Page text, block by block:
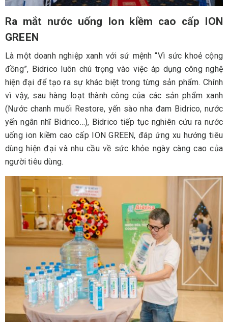
Ra mắt nước uống Ion kiềm cao cấp ION
GREEN
Là một doanh nghiệp xanh với sứ mệnh “Vì sức khoẻ cộng
đồng”, Bidrico luôn chú trọng vào việc áp dụng công nghệ
hiện đại để tạo ra sự khác biệt trong từng sản phẩm. Chính
vì vậy, sau hàng loạt thành công của các sản phẩm xanh
(Nước chanh muối Restore, yến sào nha đam Bidrico, nước
yến ngân nhĩ Bidrico…), Bidrico tiếp tục nghiên cứu ra nước
uống ion kiềm cao cấp ION GREEN, đáp ứng xu hướng tiêu
dùng hiện đại và nhu cầu về sức khỏe ngày càng cao của
người tiêu dùng.